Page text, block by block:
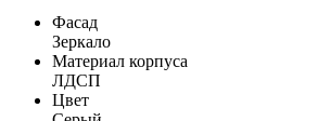
Фасад
Зеркало
Материал корпуса
ЛДСП
Цвет